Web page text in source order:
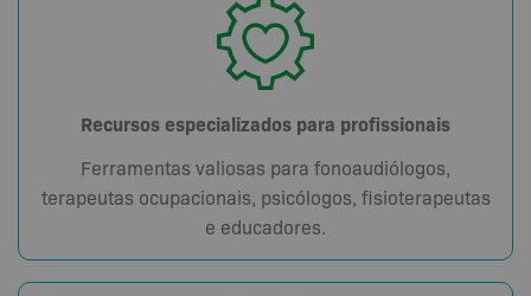
Recursos especializados para profissionais
Ferramentas valiosas para fonoaudiólogos,
terapeutas ocupacionais, psicólogos, fisioterapeutas
e educadores.